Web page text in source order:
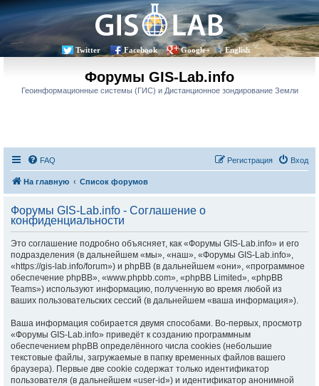
Twitter Facebook Google+ English
Форумы GIS-Lab.info
Геоинформационные системы (ГИС) и Дистанционное зондирование Земли
FAQ Вход
Регистрация
На главную Список форумов
Форумы GIS-Lab.info - Соглашение о
конфиденциальности
Это соглашение подробно объясняет, как «Форумы GIS-Lab.info» и его
подразделения (в дальнейшем «мы», «наш», «Форумы GIS-Lab.info»,
«https://gis-lab.info/forum») и phpBB (в дальнейшем «они», «программное
обеспечение phpBB», «www.phpbb.com», «phpBB Limited», «phpBB
Teams») используют информацию, полученную во время любой из
ваших пользовательских сессий (в дальнейшем «ваша информация»).
Ваша информация собирается двумя способами. Во-первых, просмотр
«Форумы GIS-Lab.info» приведёт к созданию программным
обеспечением phpBB определённого числа cookies (небольшие
текстовые файлы, загружаемые в папку временных файлов вашего
браузера). Первые две cookie содержат только идентификатор
пользователя (в дальнейшем «user-id») и идентификатор анонимной